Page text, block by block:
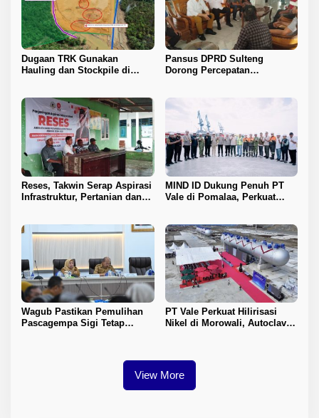
Dugaan TRK Gunakan
Hauling dan Stockpile di
Pansus DPRD Sulteng
Dorong Percepatan
Reses, Takwin Serap Aspirasi
Infrastruktur, Pertanian dan
MIND ID Dukung Penuh PT
Vale di Pomalaa, Perkuat
Wagub Pastikan Pemulihan
Pascagempa Sigi Tetap
PT Vale Perkuat Hilirisasi
Nikel di Morowali, Autoclave
View More